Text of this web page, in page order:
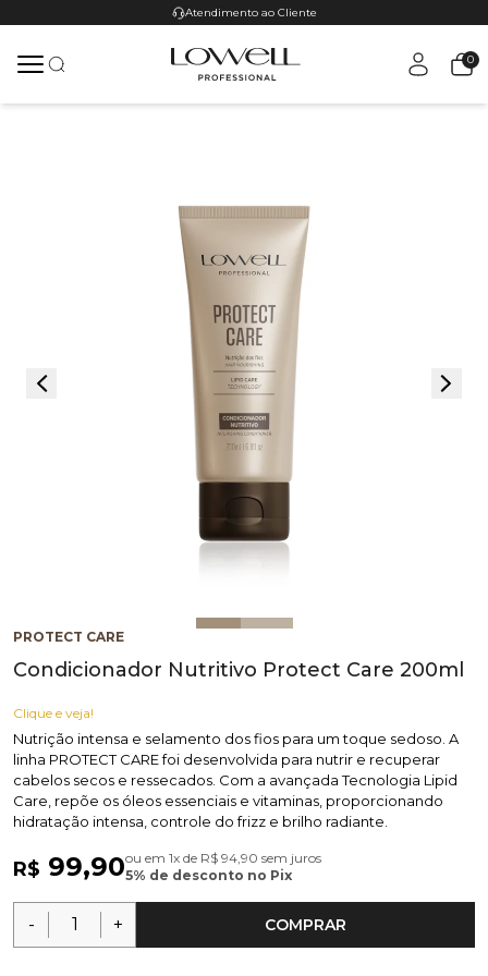
Atendimento ao Cliente
0
PROTECT CARE
Condicionador Nutritivo Protect Care 200ml
Clique e veja!
Nutrição intensa e selamento dos fios para um toque sedoso. A
linha PROTECT CARE foi desenvolvida para nutrir e recuperar
cabelos secos e ressecados. Com a avançada Tecnologia Lipid
Care, repõe os óleos essenciais e vitaminas, proporcionando
hidratação intensa, controle do frizz e brilho radiante.
R$ 99,90ou em 1x de R$ 94,90 sem juros
5% de desconto no Pix
- + COMPRAR